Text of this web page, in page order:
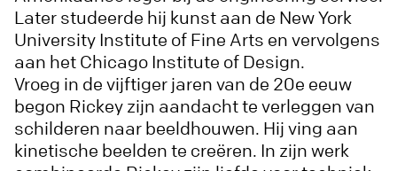
Later studeerde hij kunst aan de New York
University Institute of Fine Arts en vervolgens
aan het Chicago Institute of Design.
Vroeg in de vijftiger jaren van de 20e eeuw
begon Rickey zijn aandacht te verleggen van
schilderen naar beeldhouwen. Hij ving aan
kinetische beelden te creëren. In zijn werk